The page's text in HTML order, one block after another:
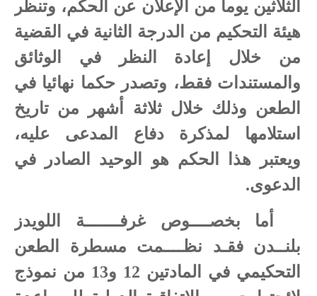
الثلاثين يوما من الإعلان عن الحكم، وتنظر
هيئة التحكيم من الدرجة الثانية في القضية
من خلال إعادة النظر في الوثائق
والمستندات فقط، وتصدر حكما نهائيا في
الطعن وذلك خلال ثلاثة أشهر من تاريخ
استلامها لمذكرة دفاع المدعى عليه،
ويعتبر هذا الحكم هو الوحيد الصادر في
الدعوى.
أما بخصــــوص غرفـــــــة اللويدز
بلنــدن فقـد نظــــمت مسطرة الطعن
التحكيمي في المادتين 12 و13 من نموذج